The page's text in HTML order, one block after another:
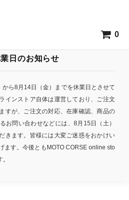
0
日のお知らせ
ら8月14日（金）までを休業日とさせて
インストア自体は運営しており、ご注文
すが、ご注文の対応、在庫確認、商品の
お問い合わせなどには、8月15日（土）
きます。皆様には大変ご迷惑をおかけい
ます。今後ともMOTO CORSE online sto